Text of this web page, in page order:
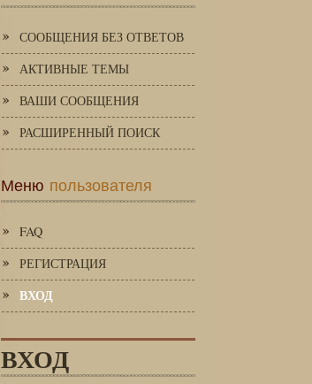
СООБЩЕНИЯ БЕЗ ОТВЕТОВ
АКТИВНЫЕ ТЕМЫ
ВАШИ СООБЩЕНИЯ
РАСШИРЕННЫЙ ПОИСК
Меню пользователя
FAQ
РЕГИСТРАЦИЯ
ВХОД
ВХОД